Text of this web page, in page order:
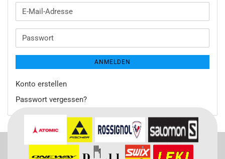
E-
Mail-
Passwort
ANMELDEN
Konto erstellen
Passwort vergessen?